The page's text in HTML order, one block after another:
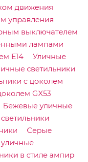
движения
управления
выключателем
лампами
E14
Уличные
светильники
с цоколем
GX53
Бежевые уличные
Серые
в стиле ампир